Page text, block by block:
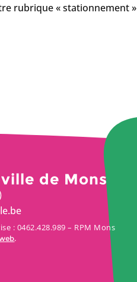
rubrique « stationnement »
de Mons
: 0462.428.989 – RPM Mons
.